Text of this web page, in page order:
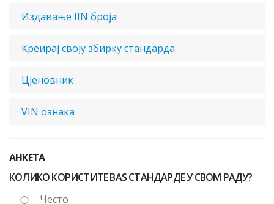
Издавање IIN броја
Креирај своју збирку стандарда
Цјеновник
VIN ознака
АНКЕТА
КОЛИКО КОРИСТИТЕ BAS СТАНДАРДЕ У СВОМ РАДУ?
Често